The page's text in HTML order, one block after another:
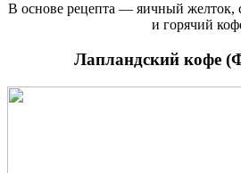
В основе рецепта — яичный желток,
и горячий
Лапландский кофе